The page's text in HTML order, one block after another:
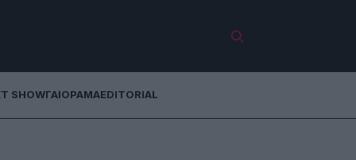
SHOWΓΑΙΟΡΑΜΑEDITORIAL